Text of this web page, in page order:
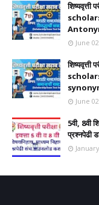
शिष्यवृत्ती
June
शिष्यवृत्ती
June
5वी, 8वी